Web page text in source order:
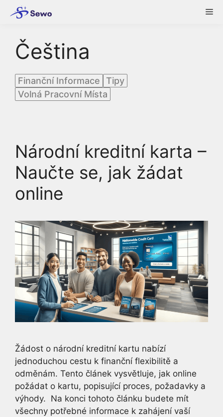
Čeština
Finanční Informace
Tipy
Volná Pracovní Místa
Národní kreditní karta –
Naučte se, jak žádat
online
Žádost o národní kreditní kartu nabízí
jednoduchou cestu k finanční flexibilitě a
odměnám. Tento článek vysvětluje, jak online
požádat o kartu, popisující proces, požadavky a
výhody. Na konci tohoto článku budete mít
všechny potřebné informace k zahájení vaší